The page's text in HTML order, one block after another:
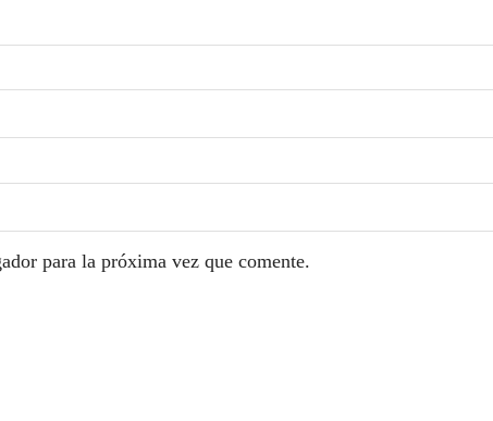
para la próxima vez que comente.